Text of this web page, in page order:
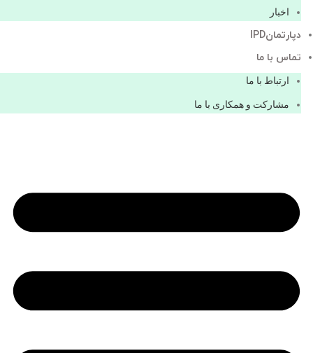
اخبار
دپارتمانIPD
تماس با ما
ارتباط با ما
مشاركت و همكاری با ما